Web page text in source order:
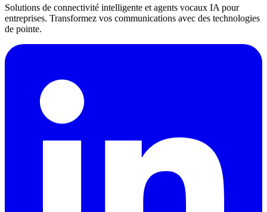
Solutions de connectivité intelligente et agents vocaux IA pour
entreprises. Transformez vos communications avec des technologies
de pointe.